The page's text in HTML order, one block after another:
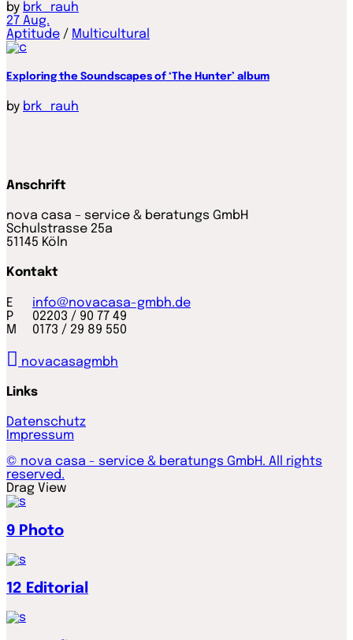
by brk_rauh
27 Aug.
Aptitude / Multicultural
Exploring the Soundscapes of ‘The Hunter’ album
by brk_rauh
Anschrift
nova casa – service & beratungs GmbH
Schulstrasse 25a
51145 Köln
Kontakt
E info@novacasa-gmbh.de
P 02203 / 90 77 49
M 0173 / 29 89 550
novacasagmbh
Links
Datenschutz
Impressum
© nova casa - service & beratungs GmbH. All rights
reserved.
Drag View
9 Photo
12 Editorial